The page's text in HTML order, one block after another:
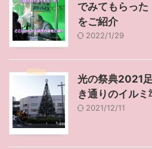
でみてもらった
をご紹介
2022/1/29
光の祭典2021
き通りのイル
2021/12/11